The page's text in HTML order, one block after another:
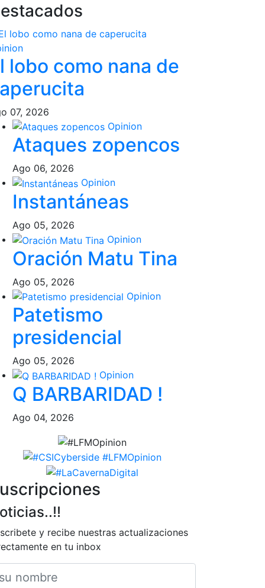
lobo como nana de
07, 2026
Opinion
Ataques zopencos
Ago 06, 2026
Opinion
Instantáneas
Ago 05, 2026
Opinion
Oración Matu Tina
Ago 05, 2026
Opinion
Patetismo
presidencial
Ago 05, 2026
Opinion
Q BARBARIDAD !
Ago 04, 2026
y recibe nuestras actualizaciones
en tu inbox